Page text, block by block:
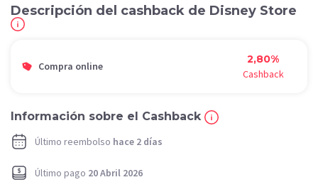
Descripción del cashback de Disney Store
Compra online
2,80%
Cashback
Información sobre el Cashback
Último reembolso hace 2 días
Último pago 20 Abril 2026